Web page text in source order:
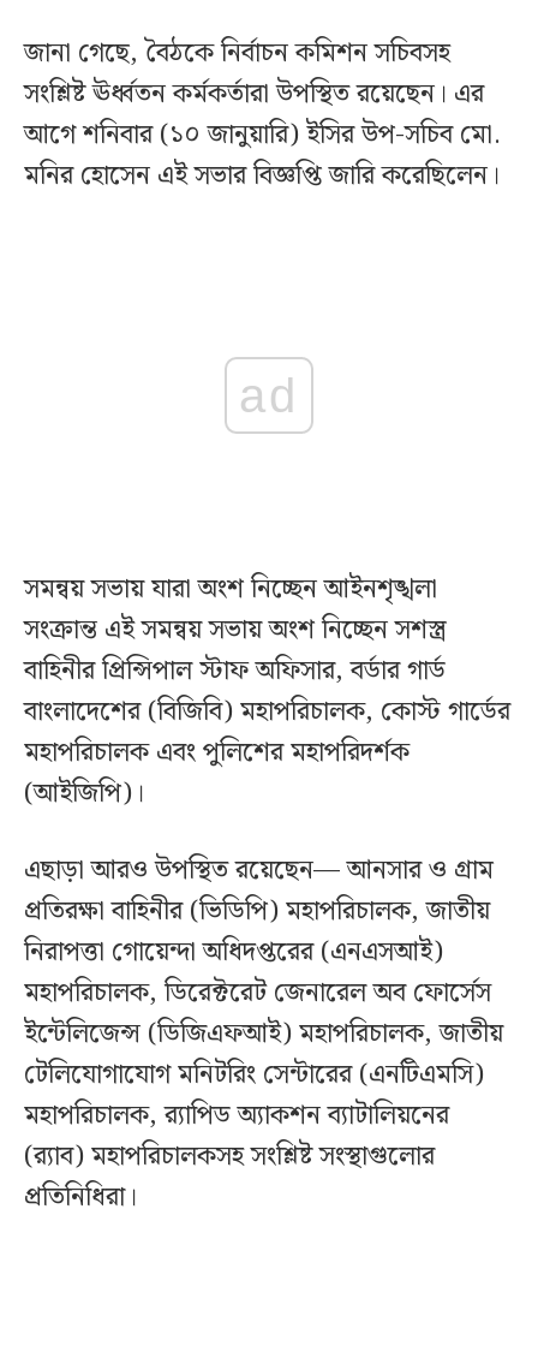
জানা গেছে, বৈঠকে নির্বাচন কমিশন সচিবসহ
সংশ্লিষ্ট ঊর্ধ্বতন কর্মকর্তারা উপস্থিত রয়েছেন। এর
আগে শনিবার (১০ জানুয়ারি) ইসির উপ-সচিব মো.
মনির হোসেন এই সভার বিজ্ঞপ্তি জারি করেছিলেন।
ad
সমন্বয় সভায় যারা অংশ নিচ্ছেন আইনশৃঙ্খলা
সংক্রান্ত এই সমন্বয় সভায় অংশ নিচ্ছেন সশস্ত্র
বাহিনীর প্রিন্সিপাল স্টাফ অফিসার, বর্ডার গার্ড
বাংলাদেশের (বিজিবি) মহাপরিচালক, কোস্ট গার্ডের
মহাপরিচালক এবং পুলিশের মহাপরিদর্শক
(আইজিপি)।
এছাড়া আরও উপস্থিত রয়েছেন— আনসার ও গ্রাম
প্রতিরক্ষা বাহিনীর (ভিডিপি) মহাপরিচালক, জাতীয়
নিরাপত্তা গোয়েন্দা অধিদপ্তরের (এনএসআই)
মহাপরিচালক, ডিরেক্টরেট জেনারেল অব ফোর্সেস
ইন্টেলিজেন্স (ডিজিএফআই) মহাপরিচালক, জাতীয়
টেলিযোগাযোগ মনিটরিং সেন্টারের (এনটিএমসি)
মহাপরিচালক, র‍্যাপিড অ্যাকশন ব্যাটালিয়নের
(র‍্যাব) মহাপরিচালকসহ সংশ্লিষ্ট সংস্থাগুলোর
প্রতিনিধিরা।